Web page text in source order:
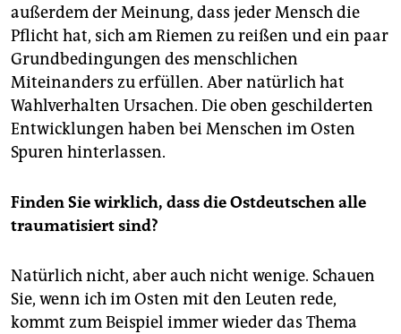
außerdem der Meinung, dass jeder Mensch die
Pflicht hat, sich am Riemen zu reißen und ein paar
Grundbedingungen des menschlichen
Miteinanders zu erfüllen. Aber natürlich hat
Wahlverhalten Ursachen. Die oben geschilderten
Entwicklungen haben bei Menschen im Osten
Spuren hinterlassen.
Finden Sie wirklich, dass die Ostdeutschen alle
traumatisiert sind?
Natürlich nicht, aber auch nicht wenige. Schauen
Sie, wenn ich im Osten mit den Leuten rede,
kommt zum Beispiel immer wieder das Thema